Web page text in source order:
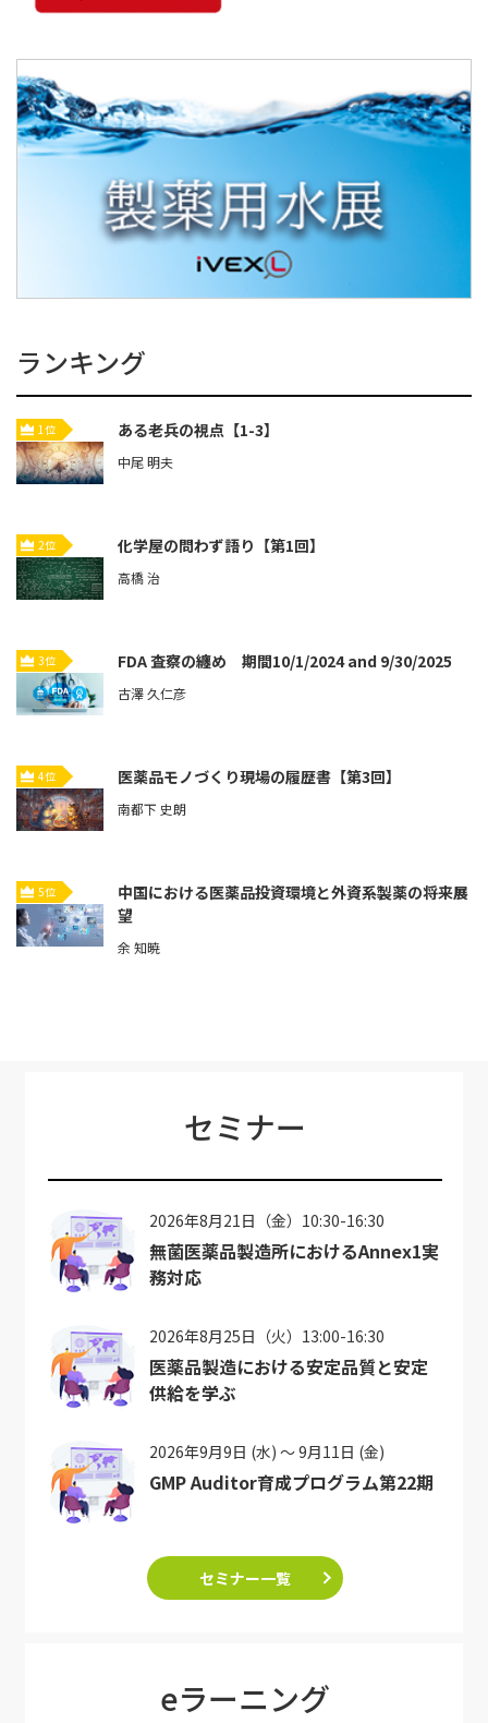
ランキング
1位 ある老兵の視点【1-3】
中尾 明夫
2位 化学屋の問わず語り【第1回】
高橋 治
3位 FDA 査察の纏め 期間10/1/2024 and 9/30/2025
古澤 久仁彦
4位 医薬品モノづくり現場の履歴書【第3回】
南都下 史朗
5位
中国における医薬品投資環境と外資系製薬の将来展
望
余 知暁
セミナー
2026年8月21日（金）10:30-16:30
無菌医薬品製造所におけるAnnex1実
務対応
2026年8月25日（火）13:00-16:30
医薬品製造における安定品質と安定
供給を学ぶ
2026年9月9日 (水) ～ 9月11日 (金)
GMP Auditor育成プログラム第22期
セミナー一覧
eラーニング